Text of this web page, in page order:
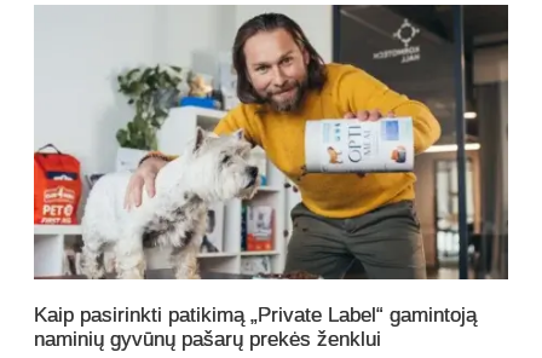
Kaip pasirinkti patikimą „Private Label“ gamintoją
naminių gyvūnų pašarų prekės ženklui